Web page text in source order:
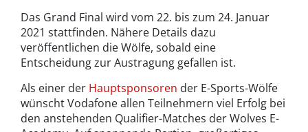
Das Grand Final wird vom 22. bis zum 24. Januar
2021 stattfinden. Nähere Details dazu
veröffentlichen die Wölfe, sobald eine
Entscheidung zur Austragung gefallen ist.
Als einer der Hauptsponsoren der E-Sports-Wölfe
wünscht Vodafone allen Teilnehmern viel Erfolg bei
den anstehenden Qualifier-Matches der Wolves E-